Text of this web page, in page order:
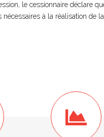
le cessionnaire déclare
nécessaires à la réalisation